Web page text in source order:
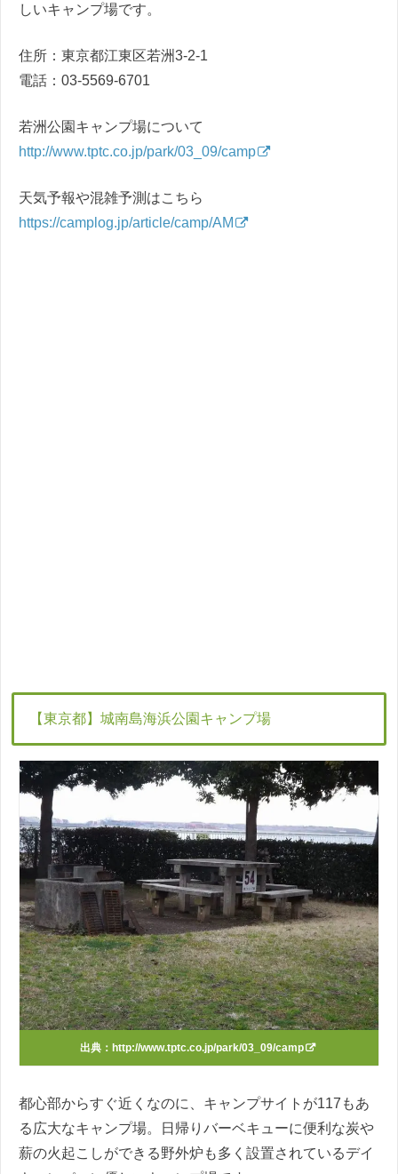
しいキャンプ場です。
住所： 東京都江東区若洲3-2-1
電話：03-5569-6701
若洲公園キャンプ場について
http://www.tptc.co.jp/park/03_09/camp
天気予報や混雑予測はこちら
https://camplog.jp/article/camp/AM
【東京都】城南島海浜公園キャンプ場
出典： http://www.tptc.co.jp/park/03_09/camp
都心部からすぐ近くなのに、キャンプサイトが117もあ
る広大なキャンプ場。日帰りバーベキューに便利な炭や
薪の火起こしができる野外炉も多く設置されているデイ